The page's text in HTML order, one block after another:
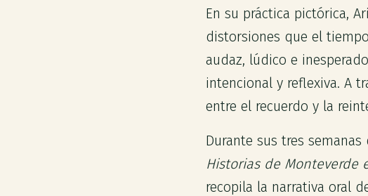
En su práctica pictórica,
distorsiones que el
audaz, lúdico e
intencional y reflexiva. A
entre el recuerdo y la
Durante sus tres
Historias de Monteverde
recopila la narrativa oral